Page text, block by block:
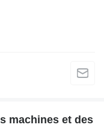
machines et des